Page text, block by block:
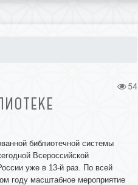
54
библиотечной системы
Всероссийской
уже в 13-й раз. По всей
году масштабное мероприятие